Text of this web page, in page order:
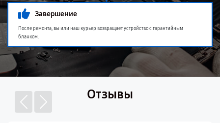
Завершение
После ремонта, вы или наш курьер возвращает устройство с гарантийным
бланком.
Отзывы